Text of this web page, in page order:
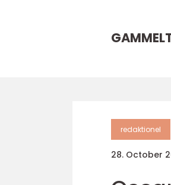
redaktionel
28. October